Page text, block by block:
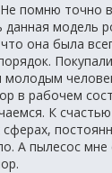
Не помню точно
данная модель
она была
в рабочем
К
А пылесос